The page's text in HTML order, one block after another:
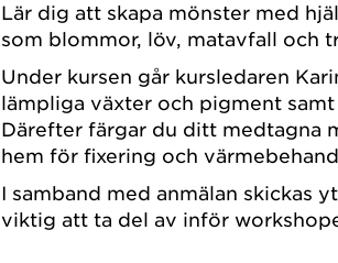
Lär dig att skapa mönster med
som blommor, löv, matavfall och
Under kursen går kursledaren
lämpliga växter och pigment
Därefter färgar du ditt medtagna
hem för fixering och
I samband med anmälan skickas
viktig att ta del av inför